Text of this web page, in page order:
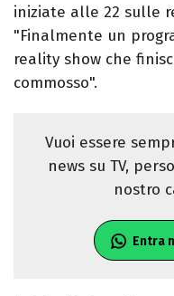
iniziate alle 22 sulle
"Finalmente un
reality show che
commosso".
Vuoi essere
news su TV,
nostro
Entra